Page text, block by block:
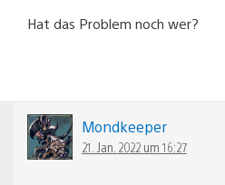
Hat das Problem noch wer?
Mondkeeper
21. Jan. 2022 um 16:27